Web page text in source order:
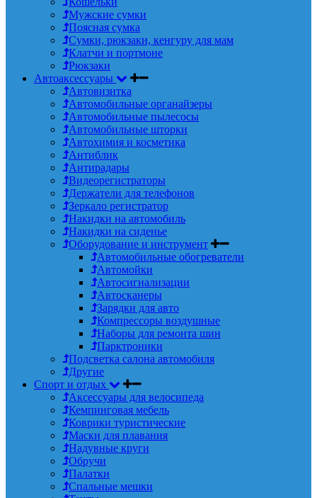
Мужские сумки
Поясная сумка
Сумки, рюкзаки, кенгуру для мам
Клатчи и портмоне
Рюкзаки
Автоаксессуары
Автовизитка
Автомобильные органайзеры
Автомобильные пылесосы
Автомобильные шторки
Автохимия и косметика
Антиблик
Антирадары
Видеорегистраторы
Держатели для телефонов
Зеркало регистратор
Накидки на автомобиль
Накидки на сиденье
Оборудование и инструмент
Автомобильные обогреватели
Автомойки
Автосигнализации
Автосканеры
Зарядки для авто
Компрессоры воздушные
Наборы для ремонта шин
Парктроники
Подсветка салона автомобиля
Другие
Спорт и отдых
Аксессуары для велосипеда
Кемпинговая мебель
Коврики туристические
Маски для плавания
Надувные круги
Обручи
Палатки
Спальные мешки